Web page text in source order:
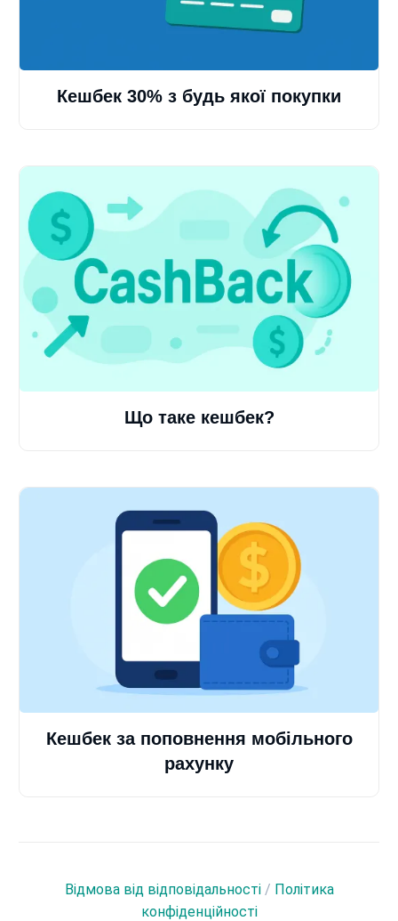
Кешбек 30% з будь якої покупки
Що таке кешбек?
Кешбек за поповнення мобільного
рахунку
Відмова від відповідальності/ Політика
конфіденційності